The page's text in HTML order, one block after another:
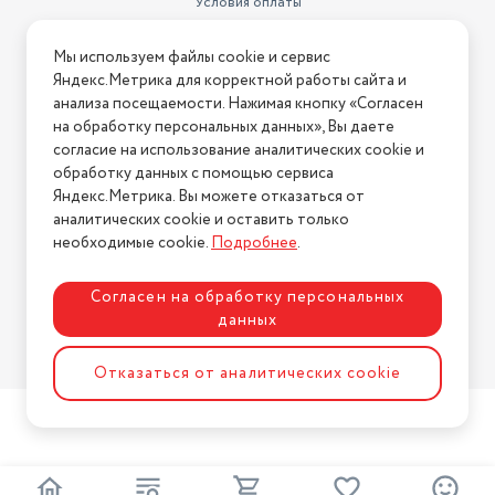
вращения вентилятора
есть, количество скоростей - 3
Габариты внутреннего блока
сплит-системы или мобильного
кондиционера (ШxВxГ)
71.5x28.5x19.4 см
Максимальный воздушный
поток
6.95 куб. м/мин
Тип кондиционера
настенная сплит-система
однофазный
Мощность в режиме
охлаждения
2640 Вт
Условия возврата
Нашли ошибку на сайте? Напишите нам
2026 © Интернет-магазин "АстМаркет". У нас есть всё!
Политика конфиденциальности
Разработка сайтаASTDESIGN
Мы используем файлы cookie и сервис
Яндекс.Метрика для корректной работы сайта и
анализа посещаемости. Нажимая кнопку «Согласен
на обработку персональных данных», Вы даете
согласие на использование аналитических cookie и
обработку данных с помощью сервиса
Яндекс.Метрика. Вы можете отказаться от
аналитических cookie и оставить только
необходимые cookie.Подробнее.
Согласен на обработку персональных
данных
Отказаться от аналитических cookie